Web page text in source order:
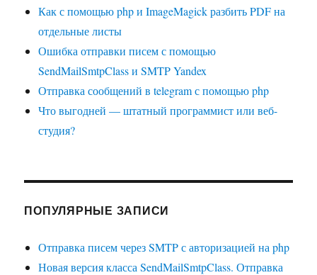
Как с помощью php и ImageMagick разбить PDF на
отдельные листы
Ошибка отправки писем с помощью
SendMailSmtpClass и SMTP Yandex
Отправка сообщений в telegram с помощью php
Что выгодней — штатный программист или веб-
студия?
ПОПУЛЯРНЫЕ ЗАПИСИ
Отправка писем через SMTP с авторизацией на php
Новая версия класса SendMailSmtpClass. Отправка